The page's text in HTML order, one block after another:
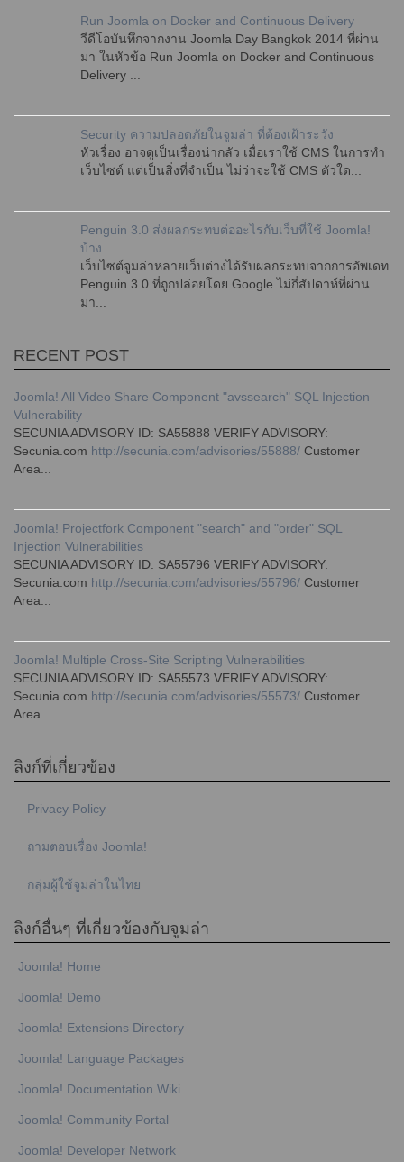
Run Joomla on Docker and Continuous Delivery
วีดีโอบันทึกจากงาน Joomla Day Bangkok 2014 ที่ผ่าน
มา ในหัวข้อ Run Joomla on Docker and Continuous
Delivery ...
Security ความปลอดภัยในจูมล่า ที่ต้องเฝ้าระวัง
หัวเรื่อง อาจดูเป็นเรื่องน่ากลัว เมื่อเราใช้ CMS ในการทำ
เว็บไซต์ แต่เป็นสิ่งที่จำเป็น ไม่ว่าจะใช้ CMS ตัวใด...
Penguin 3.0 ส่งผลกระทบต่ออะไรกับเว็บที่ใช้ Joomla!
บ้าง
เว็บไซต์จูมล่าหลายเว็บต่างได้รับผลกระทบจากการอัพเดท
Penguin 3.0 ที่ถูกปล่อยโดย Google ไม่กี่สัปดาห์ที่ผ่าน
มา...
RECENT POST
Joomla! All Video Share Component "avssearch" SQL Injection
Vulnerability
SECUNIA ADVISORY ID: SA55888 VERIFY ADVISORY:
Secunia.com http://secunia.com/advisories/55888/ Customer
Area...
Joomla! Projectfork Component "search" and "order" SQL
Injection Vulnerabilities
SECUNIA ADVISORY ID: SA55796 VERIFY ADVISORY:
Secunia.com http://secunia.com/advisories/55796/ Customer
Area...
Joomla! Multiple Cross-Site Scripting Vulnerabilities
SECUNIA ADVISORY ID: SA55573 VERIFY ADVISORY:
Secunia.com http://secunia.com/advisories/55573/ Customer
Area...
ลิงก์ที่เกี่ยวข้อง
Privacy Policy
ถามตอบเรื่อง Joomla!
กลุ่มผู้ใช้จูมล่าในไทย
ลิงก์อื่นๆ ที่เกี่ยวข้องกับจูมล่า
Joomla! Home
Joomla! Demo
Joomla! Extensions Directory
Joomla! Language Packages
Joomla! Documentation Wiki
Joomla! Community Portal
Joomla! Developer Network